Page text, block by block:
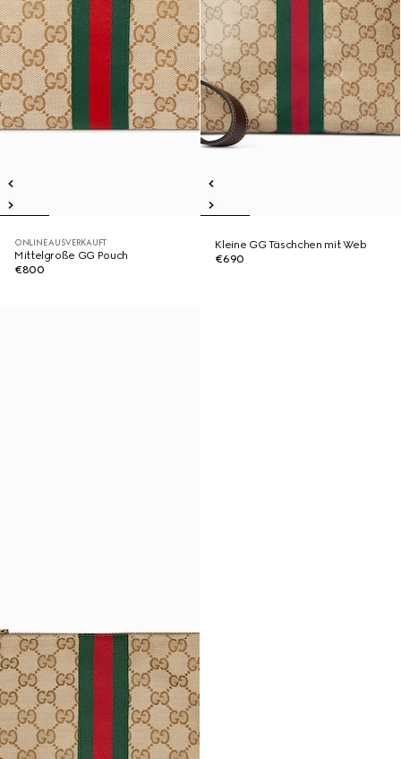
ONLINE AUSVERKAUFT
Mittelgroße GG Pouch
€800
Kleine GG Täschchen mit Web
€690